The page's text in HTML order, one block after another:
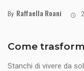
By Raffaella Roani
Come
Stanchi di vivere da